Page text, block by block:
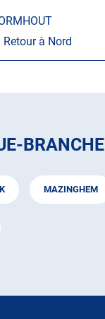
Retour à Nord
BRANCHE
MAZINGHEM